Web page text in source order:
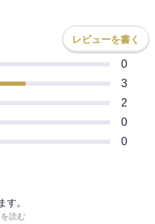
レビューを書く
0
3
2
0
0
す。
的大敗から九か月――。かつて
読む